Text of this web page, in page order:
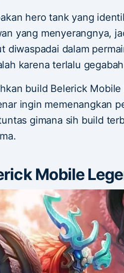
hero tank yang
yang menyerangnya,
diwaspadai dalam
karena terlalu
build Belerick
ingin memenangkan
gimana sih build
Mobile